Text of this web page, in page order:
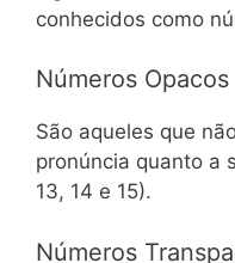
conhecidos como
Números Opacos
São aqueles que
pronúncia quanto a
13, 14 e 15).
Números